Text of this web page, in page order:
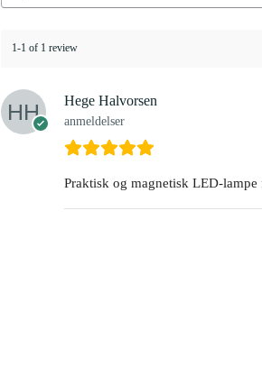
1-1 of 1 review
Hege Halvorsen
anmeldelser
Praktisk og magnetisk LED-